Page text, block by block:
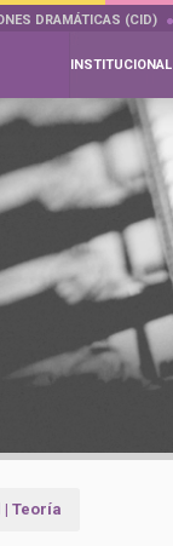
DRAMÁTICAS (CID)
INSTITUCIONAL
Teoría